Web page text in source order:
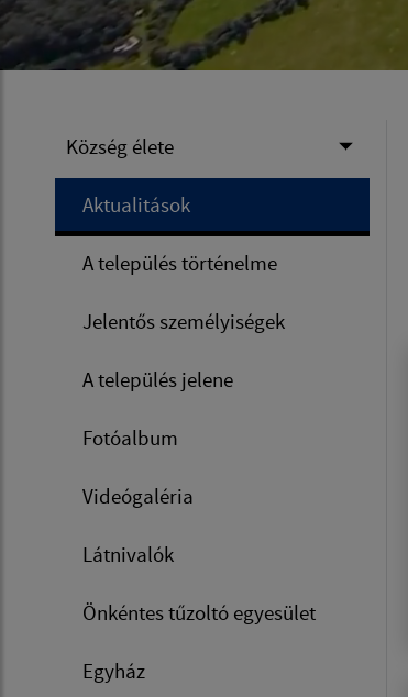
Község élete
Aktualitások
A település történelme
Jelentős személyiségek
A település jelene
Fotóalbum
Videógaléria
Látnivalók
Önkéntes tűzoltó egyesület
Egyház